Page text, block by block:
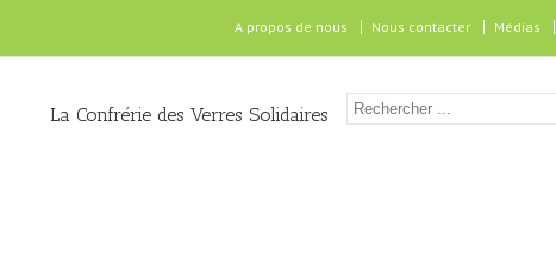
A propos de nous Nous contacter Médias
La Confrérie des Verres Solidaires